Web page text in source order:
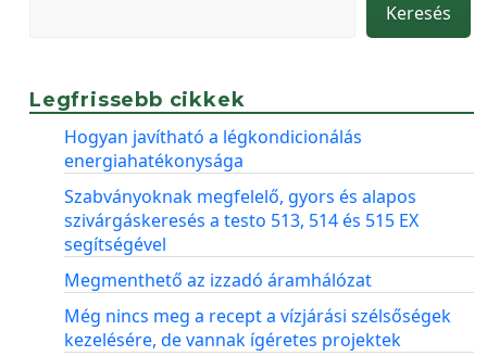
Keresés
Legfrissebb cikkek
Hogyan javítható a légkondicionálás
energiahatékonysága
Szabványoknak megfelelő, gyors és alapos
szivárgáskeresés a testo 513, 514 és 515 EX
segítségével
Megmenthető az izzadó áramhálózat
Még nincs meg a recept a vízjárási szélsőségek
kezelésére, de vannak ígéretes projektek